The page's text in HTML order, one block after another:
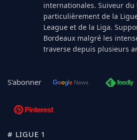
internationales. Suiveur
particulièrement de la
League et de la Liga.
Bordeaux malgré les
traverse depuis plusieurs
S'abonner
# LIGUE 1